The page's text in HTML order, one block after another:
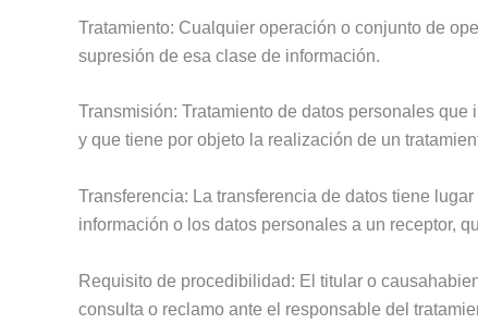
Tratamiento: Cualquier operación o conjunto de
supresión de esa clase de información.
Transmisión: Tratamiento de datos personales
y que tiene por objeto la realización de un
Transferencia: La transferencia de datos tiene
información o los datos personales a un receptor,
Requisito de procedibilidad: El titular o
consulta o reclamo ante el responsable del